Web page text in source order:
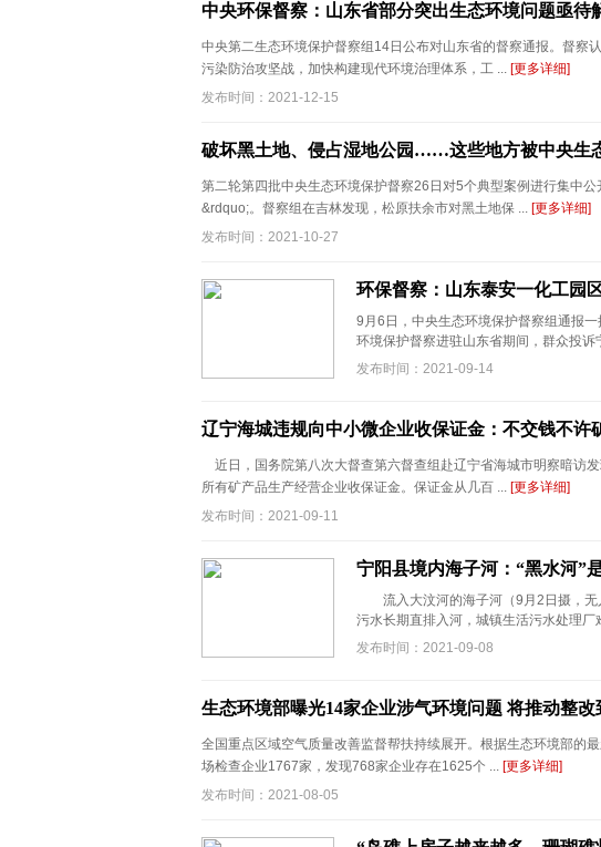
中央环保督察：山东省部分突出生态环境问题亟待
中央第二生态环境保护督察组14日公布对山东省的督察通报。督察
污染防治攻坚战，加快构建现代环境治理体系，工 ... [更多详细]
发布时间：2021-12-15
破坏黑土地、侵占湿地公园……这些地方被中央生
第二轮第四批中央生态环境保护督察26日对5个典型案例进行集
&rdquo;。督察组在吉林发现，松原扶余市对黑土地保 ... [更多详细]
发布时间：2021-10-27
环保督察：山东泰安一化工园
9月6日，中央生态环境保护督察组通报
环境保护督察进驻山东省期间，群众投
发布时间：2021-09-14
辽宁海城违规向中小微企业收保证金：不交钱不许
近日，国务院第八次大督查第六督查组赴辽宁省海城市明察暗访
所有矿产品生产经营企业收保证金。保证金从几百 ... [更多详细]
发布时间：2021-09-11
宁阳县境内海子河：“黑水河”
流入大汶河的海子河（9月2日摄，
污水长期直排入河，城镇生活污水处理
发布时间：2021-09-08
生态环境部曝光14家企业涉气环境问题 将推动整改
全国重点区域空气质量改善监督帮扶持续展开。根据生态环境部的
场检查企业1767家，发现768家企业存在1625个 ... [更多详细]
发布时间：2021-08-05